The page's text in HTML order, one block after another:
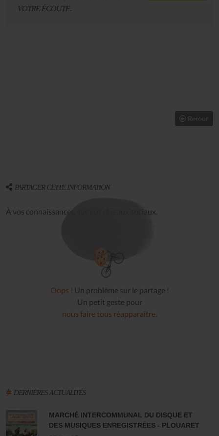
VOTRE ÉCOUTE.
Retour
PARTAGER CETTE INFORMATION
À vos connaissances, sur vos réseaux sociaux.
Oops ! Un problème sur le partage !
Un petit geste pour
nous faire tous réapparaître
DERNIÈRES ACTUALITÉS
MARCHÉ INTERCOMMUNAL DU DISQUE ET
DES MUSIQUES ENREGISTRÉES - PLOUARET